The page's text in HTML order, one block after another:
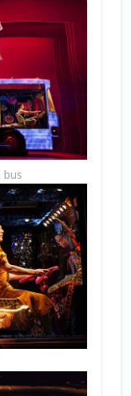
bus